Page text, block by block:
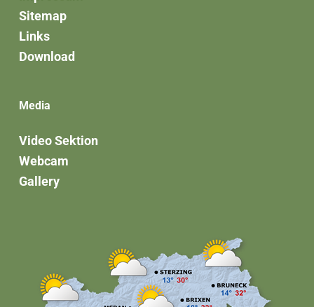
Sitemap
Links
Download
Media
Video Sektion
Webcam
Gallery